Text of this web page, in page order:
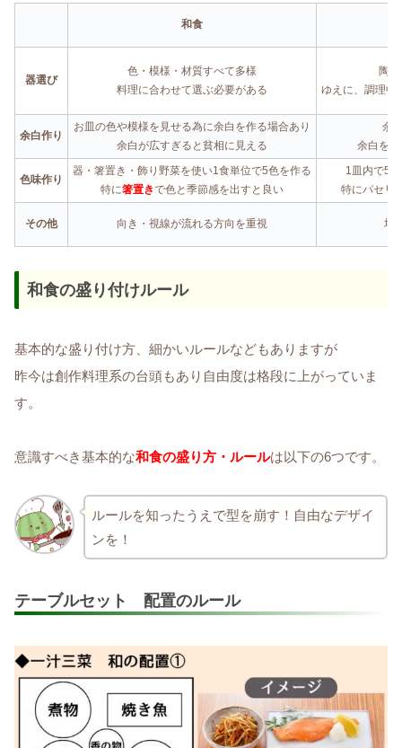
和食
器選び
色・模様・材質すべて多様
料理に合わせて選ぶ必要がある
陶
ゆえに、調理中
余白作り
お皿の色や模様を見せる為に余白を作る場合あり
余白が広すぎると貧相に見える
余
余白を
色味作り
器・箸置き・飾り野菜を使い1食単位で5色を作る
特に箸置きで色と季節感を出すと良い
1皿内で5
特にパセリ
その他 向き・視線が流れる方向を重視 均
和食の盛り付けルール
基本的な盛り付け方、細かいルールなどもありますが
昨今は創作料理系の台頭もあり自由度は格段に上がっていま
す。
意識すべき基本的な和食の盛り方・ルールは以下の6つです。
ルールを知ったうえで型を崩す！自由なデザイ
ンを！
テーブルセット 配置のルール